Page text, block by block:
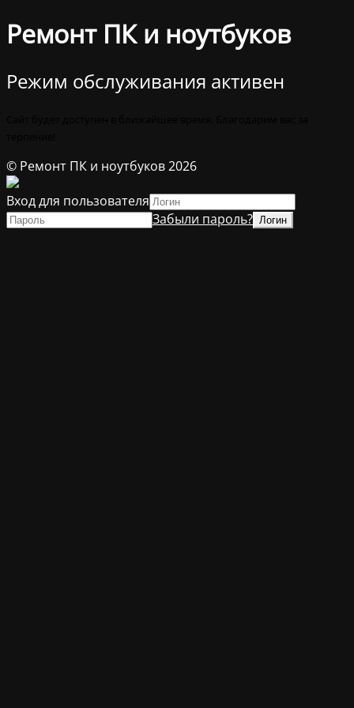
Ремонт ПК и ноутбуков
Режим обслуживания активен
© Ремонт ПК и ноутбуков 2026
Вход для пользователя
Забыли пароль?